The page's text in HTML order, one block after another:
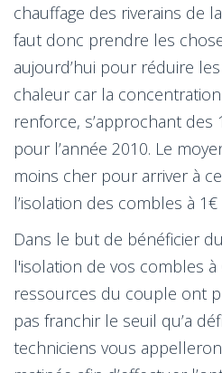
chauffage des riverains de
faut donc prendre les
aujourd’hui pour réduire
chaleur car la
renforce, s’approchant des
pour l’année 2010. Le
moins cher pour arriver à
l’isolation des combles à
Dans le but de bénéficier
l'isolation de vos combles
ressources du couple ont
pas franchir le seuil qu’a
techniciens vous